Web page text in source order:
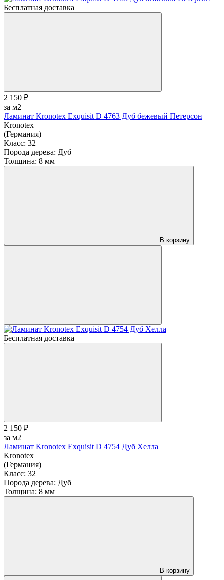
Бесплатная доставка
2 150 ₽
за м2
Ламинат Kronotex Exquisit D 4763 Дуб бежевый Петерсон
Kronotex
(Германия)
Класс: 32
Порода дерева: Дуб
Толщина: 8 мм
В корзину
Бесплатная доставка
2 150 ₽
за м2
Ламинат Kronotex Exquisit D 4754 Дуб Хелла
Kronotex
(Германия)
Класс: 32
Порода дерева: Дуб
Толщина: 8 мм
В корзину